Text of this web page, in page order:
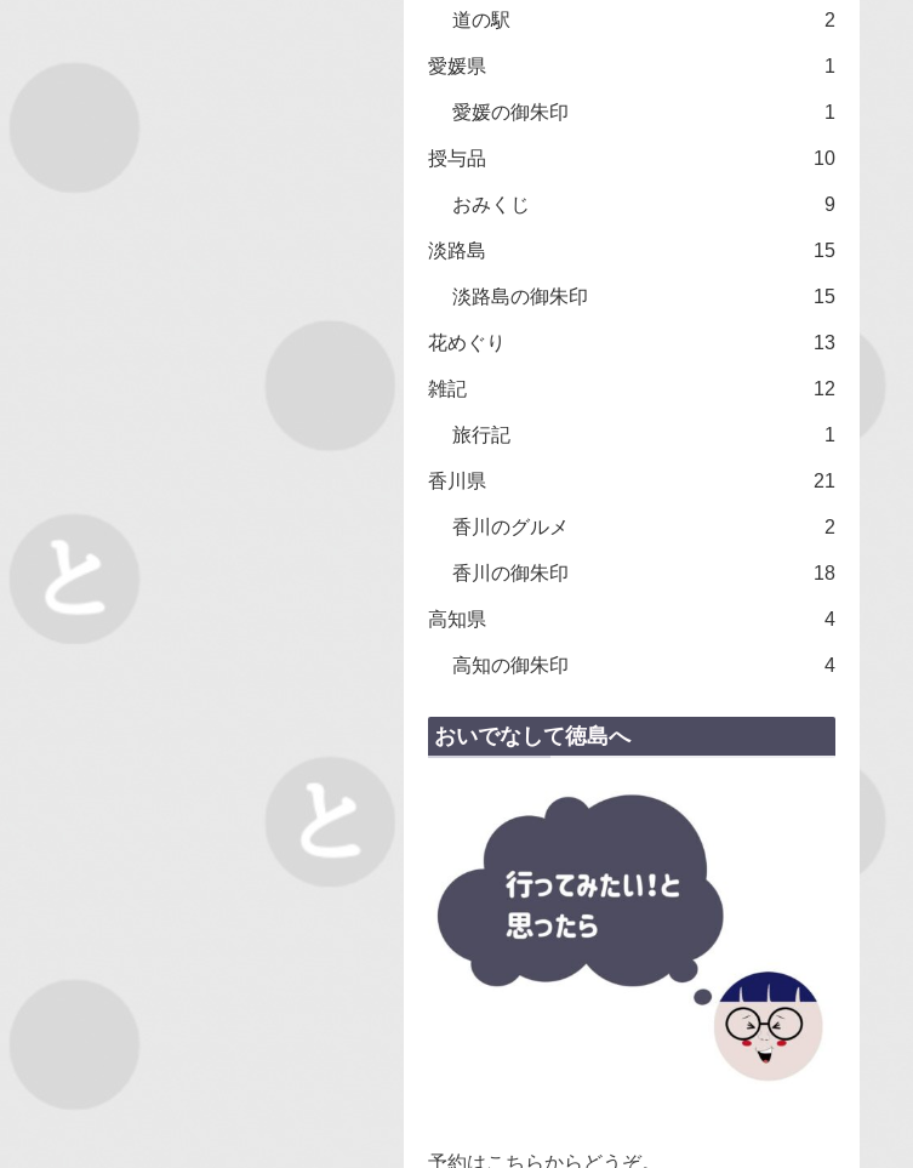
道の駅 2
愛媛県 1
愛媛の御朱印 1
授与品 10
おみくじ 9
淡路島 15
淡路島の御朱印 15
花めぐり 13
雑記 12
旅行記 1
香川県 21
香川のグルメ 2
香川の御朱印 18
高知県 4
高知の御朱印 4
おいでなして徳島へ
予約はこちらからどうぞ。